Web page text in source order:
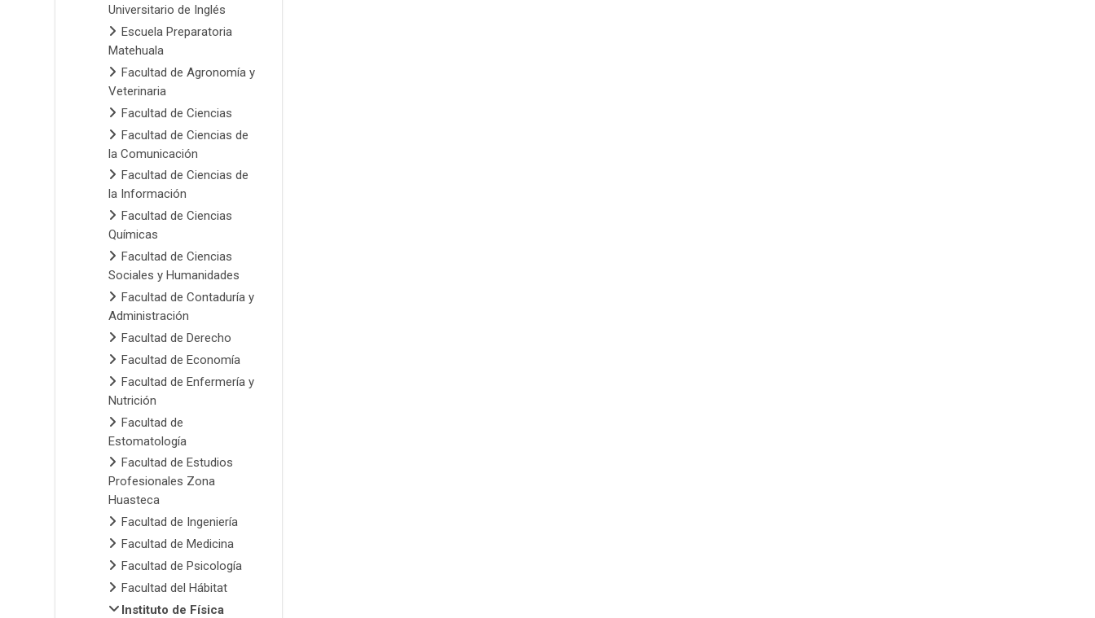
Universitario de Inglés
Escuela Preparatoria
Matehuala
Facultad de Agronomía y
Veterinaria
Facultad de Ciencias
Facultad de Ciencias de
la Comunicación
Facultad de Ciencias de
la Información
Facultad de Ciencias
Químicas
Facultad de Ciencias
Sociales y Humanidades
Facultad de Contaduría y
Administración
Facultad de Derecho
Facultad de Economía
Facultad de Enfermería y
Nutrición
Facultad de
Estomatología
Facultad de Estudios
Profesionales Zona
Huasteca
Facultad de Ingeniería
Facultad de Medicina
Facultad de Psicología
Facultad del Hábitat
Instituto de Física